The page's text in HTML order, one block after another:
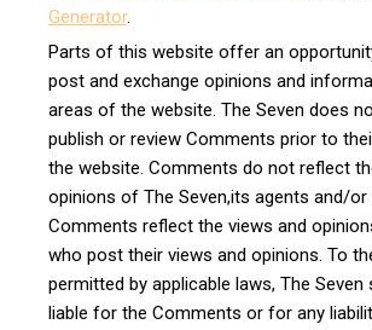
Generator.
Parts of this website offer an
post and exchange opinions and
areas of the website. The Seven does
publish or review Comments prior to
the website. Comments do not reflect
opinions of The Seven,its agents and/or
Comments reflect the views and
who post their views and opinions. To
permitted by applicable laws, The Seven
liable for the Comments or for any